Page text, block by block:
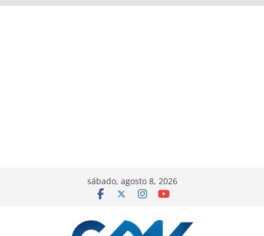
sábado, agosto 8, 2026